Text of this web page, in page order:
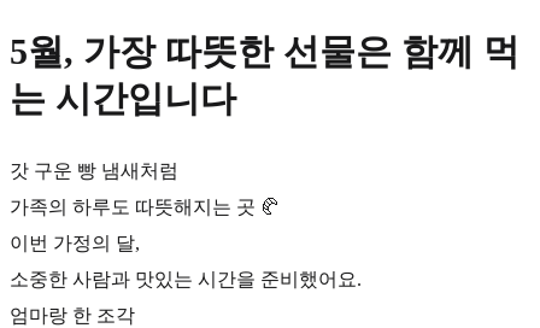
5월, 가장 따뜻한 선물은 함께 먹
는 시간입니다
갓 구운 빵 냄새처럼
가족의 하루도 따뜻해지는 곳 🥐
이번 가정의 달,
소중한 사람과 맛있는 시간을 준비했어요.
엄마랑 한 조각